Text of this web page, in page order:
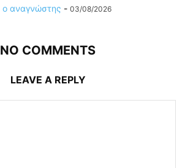
ο αναγνώστης - 03/08/2026
NO COMMENTS
LEAVE A REPLY